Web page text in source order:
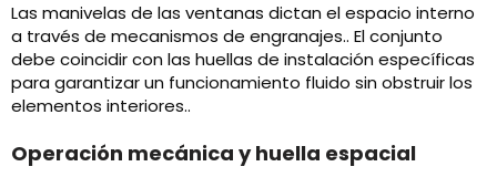
Las manivelas de las ventanas dictan el espacio interno
a través de mecanismos de engranajes.. El conjunto
debe coincidir con las huellas de instalación específicas
para garantizar un funcionamiento fluido sin obstruir los
elementos interiores..
Operación mecánica y huella espacial